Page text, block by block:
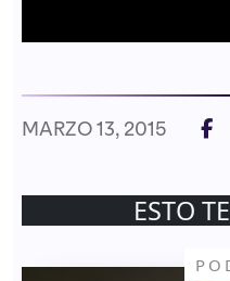
MARZO 13, 2015
ESTO